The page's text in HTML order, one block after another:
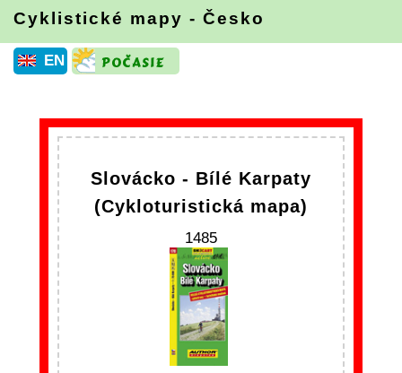
Cyklistické mapy - Česko
EN
Slovácko - Bílé Karpaty
(Cykloturistická mapa)
1485